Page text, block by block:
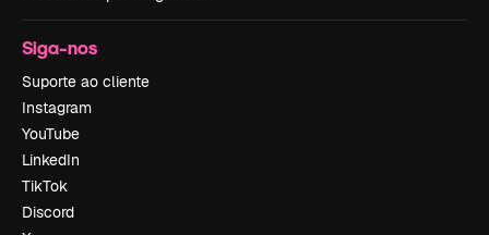
Siga-nos
Suporte ao cliente
Instagram
YouTube
LinkedIn
TikTok
Discord